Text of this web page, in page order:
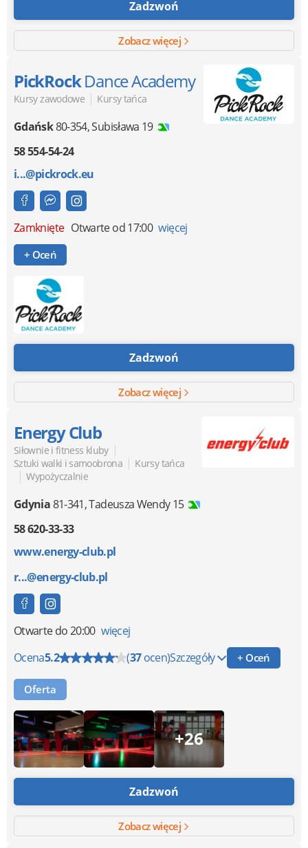
Zadzwoń
Zobacz więcej
PickRockDance Academy
Kursy zawodowe | Kursy tańca
Gdańsk80-354,Subisława 19
58 554-54-24
i...@pickrock.eu
Zamknięte Otwarte od 17:00 więcej
+ Oceń
Zadzwoń
Zobacz więcej
Energy Club
Siłownie i fitness kluby |
Sztuki walki i samoobrona | Kursy tańca
| Wypożyczalnie
Gdynia81-341,Tadeusza Wendy 15
58 620-33-33
www.energy-club.pl
r...@energy-club.pl
Otwartedo 20:00 więcej
Ocena5.2 (37ocen)Szczegóły + Oceń
Oferta
+26
Zadzwoń
Zobacz więcej